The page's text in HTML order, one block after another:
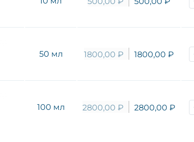
50 мл 1800,00 ₽ 1800,00 ₽
100 мл 2800,00 ₽ 2800,00 ₽